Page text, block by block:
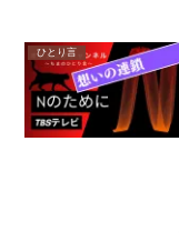
ひとり言